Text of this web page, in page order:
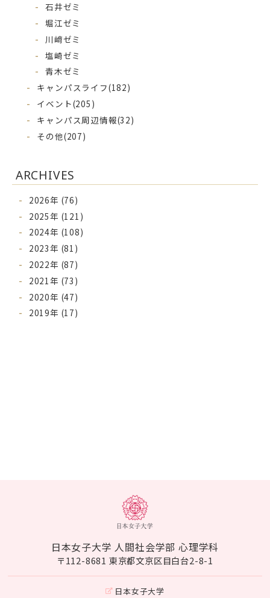
石井ゼミ
堀江ゼミ
川﨑ゼミ
塩崎ゼミ
青木ゼミ
キャンパスライフ(182)
イベント(205)
キャンパス周辺情報(32)
その他(207)
ARCHIVES
2026年 (76)
2025年 (121)
2024年 (108)
2023年 (81)
2022年 (87)
2021年 (73)
2020年 (47)
2019年 (17)
日本女子大学 人間社会学部 心理学科
〒112-8681 東京都文京区目白台2-8-1
日本女子大学